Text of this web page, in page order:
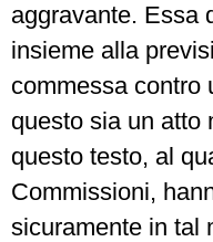
aggravante. Essa
insieme alla
commessa contro
questo sia un atto
questo testo, al
Commissioni,
sicuramente in tal